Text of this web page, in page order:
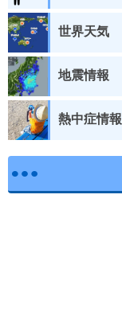
世界天気
地震情報
熱中症情報